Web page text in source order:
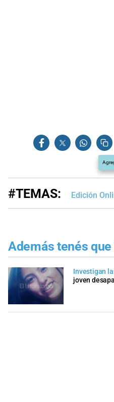
#TEMAS: Edición
Además tenés
Investigan
joven